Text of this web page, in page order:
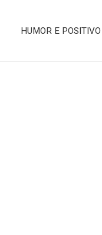
HUMOR E POSITIVO